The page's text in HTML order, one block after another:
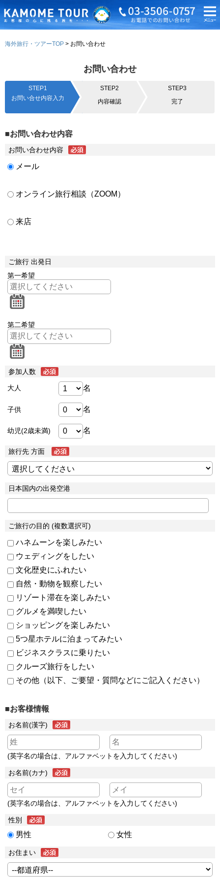
海外旅行・ツアーTOP お問い合わせ
お問い合わせ
STEP1
お問い合せ内容入力
STEP2
内容確認
STEP3
完了
■お問い合わせ内容
お問い合わせ内容
メール
オンライン旅行相談（ZOOM）
来店
ご旅行 出発日
第一希望
第二希望
参加人数
大人 名
子供 名
幼児(2歳未満) 名
旅行先 方面
日本国内の出発空港
ご旅行の目的 (複数選択可)
ハネムーンを楽しみたい
ウェディングをしたい
文化歴史にふれたい
自然・動物を観察したい
リゾート滞在を楽しみたい
グルメを満喫したい
ショッピングを楽しみたい
5つ星ホテルに泊まってみたい
ビジネスクラスに乗りたい
クルーズ旅行をしたい
その他（以下、ご要望・質問などにご記入ください）
■お客様情報
お名前(漢字)
(英字名の場合は、アルファベットを入力してください)
お名前(カナ)
(英字名の場合は、アルファベットを入力してください)
性別
男性 女性
お住まい